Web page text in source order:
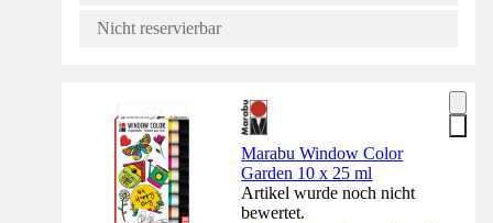
Nicht reservierbar
Marabu Window Color
Garden 10 x 25 ml
Artikel wurde noch nicht
bewertet.